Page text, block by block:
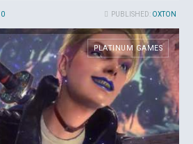
PUBLISHED: OXTON
0
PLATINUM GAMES